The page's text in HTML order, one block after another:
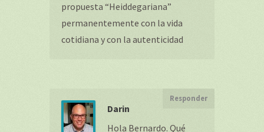
propuesta “Heiddegariana”
permanentemente con la vida
cotidiana y con la autenticidad
Darin
Responder
Hola Bernardo. Qué